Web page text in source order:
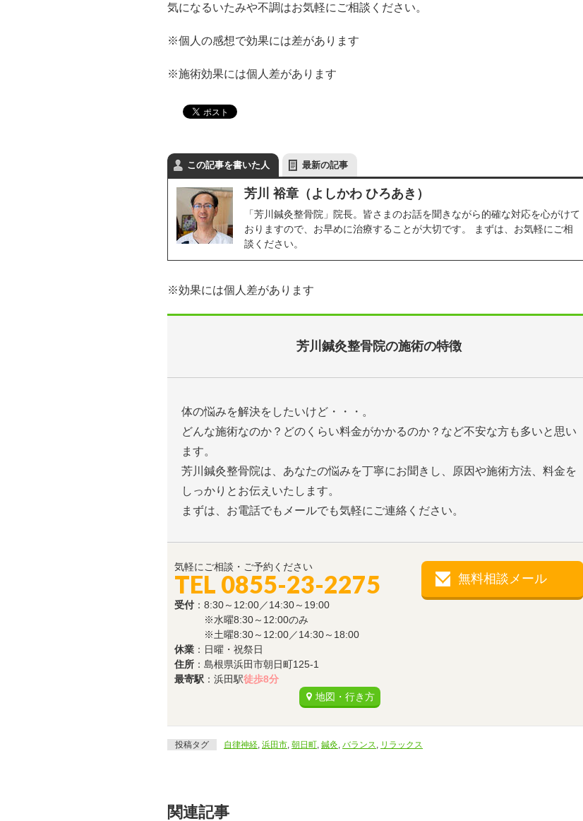
気になるいたみや不調はお気軽にご相談ください。
※個人の感想で効果には差があります
※施術効果には個人差があります
この記事を書いた人 最新の記事
芳川 裕章（よしかわ ひろあき）
「芳川鍼灸整骨院」院長。皆さまのお話を聞きながら的確な対応を心がけて
おりますので、お早めに治療することが大切です。 まずは、お気軽にご相
談ください。
※効果には個人差があります
芳川鍼灸整骨院の施術の特徴
体の悩みを解決をしたいけど・・・。
どんな施術なのか？どのくらい料金がかかるのか？など不安な方も多いと思い
ます。
芳川鍼灸整骨院は、あなたの悩みを丁寧にお聞きし、原因や施術方法、料金を
しっかりとお伝えいたします。
まずは、お電話でもメールでも気軽にご連絡ください。
気軽にご相談・ご予約ください
TEL 0855-23-2275
受付 ：8:30～12:00／14:30～19:00
※水曜8:30～12:00のみ
※土曜8:30～12:00／14:30～18:00
休業 ：日曜・祝祭日
住所 ：島根県浜田市朝日町125-1
最寄駅 ：浜田駅徒歩8分
地図・行き方
無料相談メール
投稿タグ 自律神経, 浜田市, 朝日町, 鍼灸, バランス, リラックス
関連記事